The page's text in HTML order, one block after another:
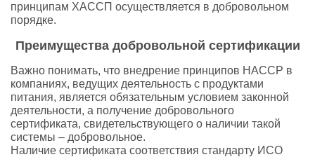
принципам ХАССП осуществляется в добровольном
порядке.
Преимущества добровольной сертификации
Важно понимать, что внедрение принципов HACCP в
компаниях, ведущих деятельность с продуктами
питания, является обязательным условием законной
деятельности, а получение добровольного
сертификата, свидетельствующего о наличии такой
системы – добровольное.
Наличие сертификата соответствия стандарту ИСО